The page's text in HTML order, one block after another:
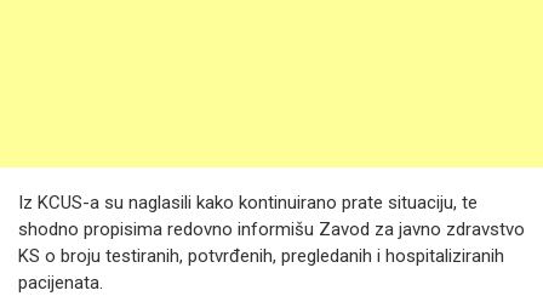
Iz KCUS-a su naglasili kako kontinuirano prate situaciju, te
shodno propisima redovno informišu Zavod za javno zdravstvo
KS o broju testiranih, potvrđenih, pregledanih i hospitaliziranih
pacijenata.